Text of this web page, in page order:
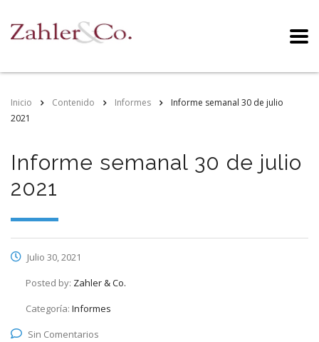
Inicio Contenido Informes
Informe semanal 30 de julio
2021
Informe semanal 30 de julio
2021
Julio 30, 2021
Posted by: Zahler & Co.
Categoría: Informes
Sin Comentarios